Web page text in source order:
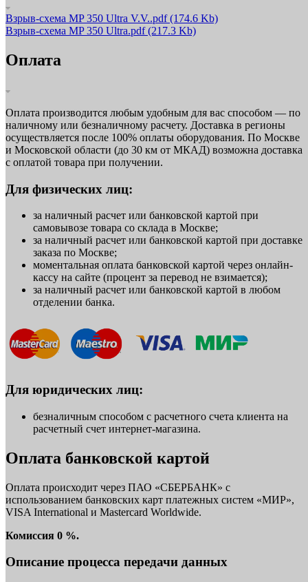
Взрыв-схема MP 350 Ultra V.V..pdf(174.6 Kb)
Взрыв-схема MP 350 Ultra.pdf(217.3 Kb)
Оплата
Оплата производится любым удобным для вас способом — по
наличному или безналичному расчету. Доставка в регионы
осуществляется после 100% оплаты оборудования. По Москве
и Московской области (до 30 км от МКАД) возможна доставка
с оплатой товара при получении.
Для физических лиц:
за наличный расчет или банковской картой при
самовывозе товара со склада в Москве;
за наличный расчет или банковской картой при доставке
заказа по Москве;
моментальная оплата банковской картой через онлайн-
кассу на сайте (процент за перевод не взимается);
за наличный расчет или банковской картой в любом
отделении банка.
Для юридических лиц:
безналичным способом с расчетного счета клиента на
расчетный счет интернет-магазина.
Оплата банковской картой
Оплата происходит через ПАО «СБЕРБАНК» с
использованием банковских карт платежных систем «МИР»,
VISA International и Mastercard Worldwide.
Комиссия 0 %.
Описание процесса передачи данных